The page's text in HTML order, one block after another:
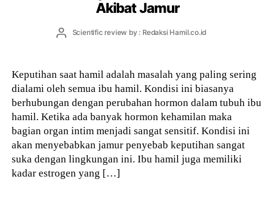
Akibat Jamur
PostScientific review by : Redaksi Hamil.co.id
Keputihan saat hamil adalah masalah yang paling sering
dialami oleh semua ibu hamil. Kondisi ini biasanya
berhubungan dengan perubahan hormon dalam tubuh ibu
hamil. Ketika ada banyak hormon kehamilan maka
bagian organ intim menjadi sangat sensitif. Kondisi ini
akan menyebabkan jamur penyebab keputihan sangat
suka dengan lingkungan ini. Ibu hamil juga memiliki
kadar estrogen yang […]